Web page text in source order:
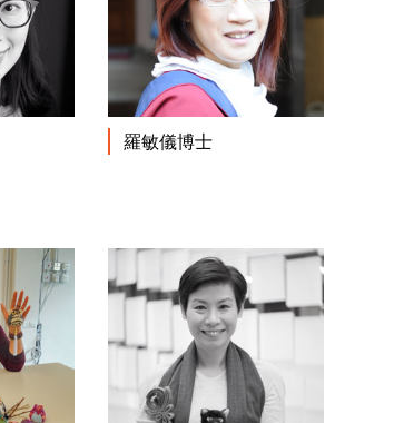
羅敏儀博士